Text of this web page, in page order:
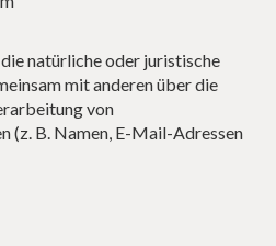
natürliche oder juristische
mit anderen über die
von
(z. B. Namen, E-Mail-Adressen